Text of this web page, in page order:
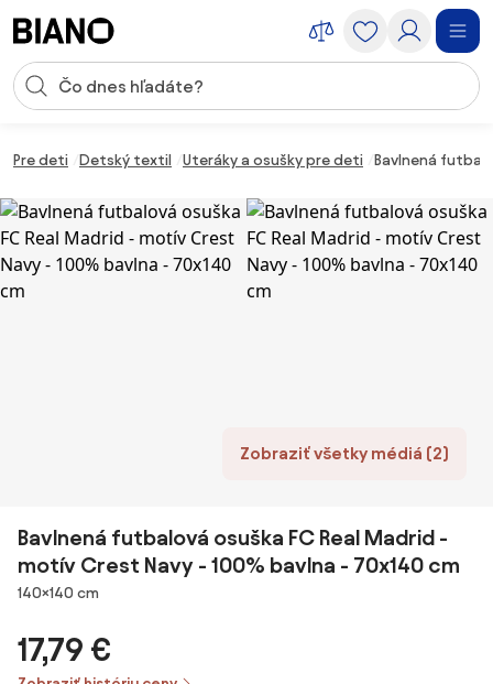
Vstup pre vyhľadávanie
Pre deti Detský textil Uteráky a osušky pre deti Bavlnená
Zobraziť všetky médiá (2)
Bavlnená futbalová osuška FC Real Madrid -
motív Crest Navy - 100% bavlna - 70x140 cm
Rozmery
140×140 cm
17,79 €